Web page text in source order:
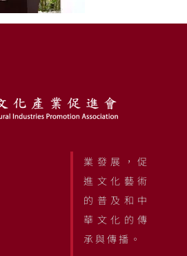
業發展，促
進文化藝術
的普及和中
華文化的傳
承與傳播。